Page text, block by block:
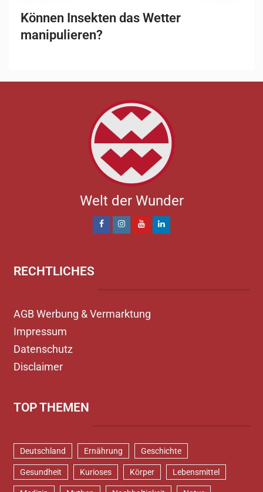
Können Insekten das Wetter
manipulieren?
Welt der Wunder
RECHTLICHES
AGB Werbung & Vermarktung
Impressum
Datenschutz
Disclaimer
TOP THEMEN
Deutschland Ernährung Geschichte
Gesundheit Kurioses Körper Lebensmittel